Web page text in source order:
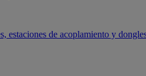
estaciones de acoplamiento y